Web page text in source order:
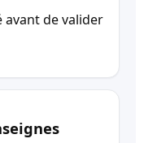
avant de valider